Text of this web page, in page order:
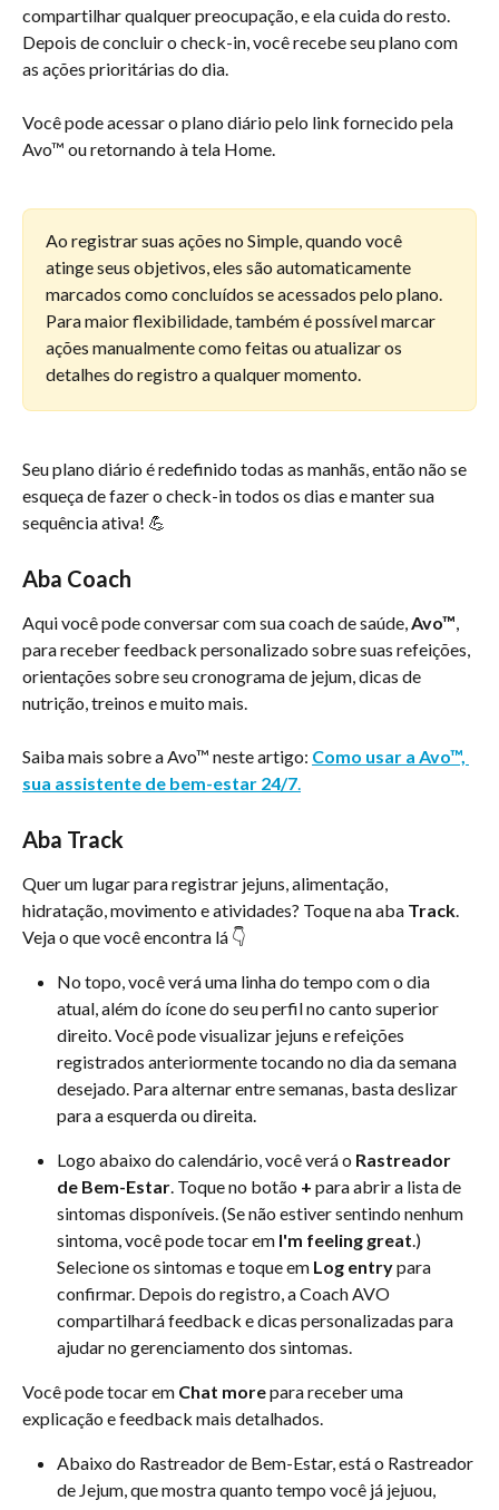
compartilhar qualquer preocupação, e ela cuida do resto.
Depois de concluir o check-in, você recebe seu plano com
as ações prioritárias do dia.
Você pode acessar o plano diário pelo link fornecido pela
Avo™ ou retornando à tela Home.
Ao registrar suas ações no Simple, quando você
atinge seus objetivos, eles são automaticamente
marcados como concluídos se acessados pelo plano.
Para maior flexibilidade, também é possível marcar
ações manualmente como feitas ou atualizar os
detalhes do registro a qualquer momento.
Seu plano diário é redefinido todas as manhãs, então não se
esqueça de fazer o check-in todos os dias e manter sua
sequência ativa! 💪
Aba Coach
Aqui você pode conversar com sua coach de saúde, Avo™
para receber feedback personalizado sobre suas refeições,
orientações sobre seu cronograma de jejum, dicas de
nutrição, treinos e muito mais.
Saiba mais sobre a Avo™ neste artigo: Como usar a Avo™,
sua assistente de bem-estar 24/7.
Aba Track
Quer um lugar para registrar jejuns, alimentação,
hidratação, movimento e atividades? Toque na aba Track
Veja o que você encontra lá 👇
No topo, você verá uma linha do tempo com o dia
atual, além do ícone do seu perfil no canto superior
direito. Você pode visualizar jejuns e refeições
registrados anteriormente tocando no dia da semana
desejado. Para alternar entre semanas, basta deslizar
para a esquerda ou direita.
Logo abaixo do calendário, você verá o Rastreador
de Bem-Estar . Toque no botão + para abrir a lista de
sintomas disponíveis. (Se não estiver sentindo nenhum
sintoma, você pode tocar em I'm feeling great .)
Selecione os sintomas e toque em Log entry para
confirmar. Depois do registro, a Coach AVO
compartilhará feedback e dicas personalizadas para
ajudar no gerenciamento dos sintomas.
Você pode tocar em Chat more para receber uma
explicação e feedback mais detalhados.
Abaixo do Rastreador de Bem-Estar, está o Rastreador
de Jejum, que mostra quanto tempo você já jejuou,